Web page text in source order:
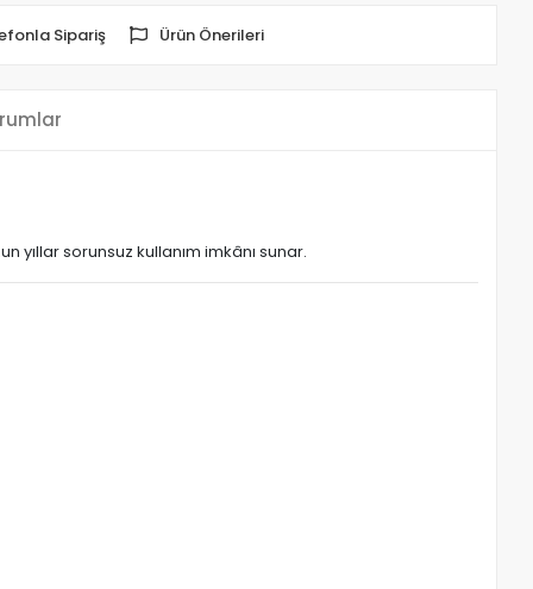
Sipariş Ürün Önerileri
yıllar sorunsuz kullanım imkânı sunar.